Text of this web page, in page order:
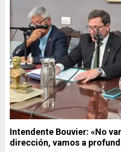
Intendente Bouvier: «No
dirección, vamos a